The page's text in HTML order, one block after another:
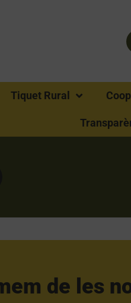
Tiquet Rural
de les